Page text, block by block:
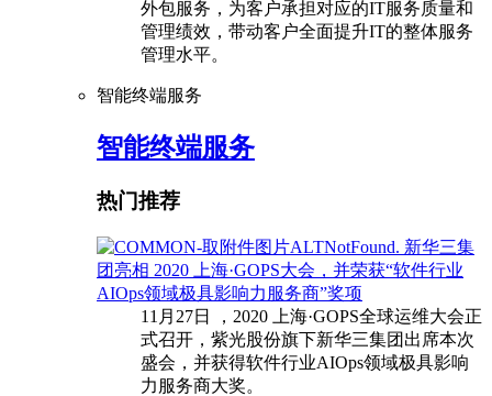
外包服务，为客户承担对应的IT服务质量和
管理绩效，带动客户全面提升IT的整体服务
管理水平。
智能终端服务
智能终端服务
热门推荐
新华三集
团亮相 2020 上海·GOPS大会，并荣获“软件行业
AIOps领域极具影响力服务商”奖项
11月27日 ，2020 上海·GOPS全球运维大会正
式召开，紫光股份旗下新华三集团出席本次
盛会，并获得软件行业AIOps领域极具影响
力服务商大奖。